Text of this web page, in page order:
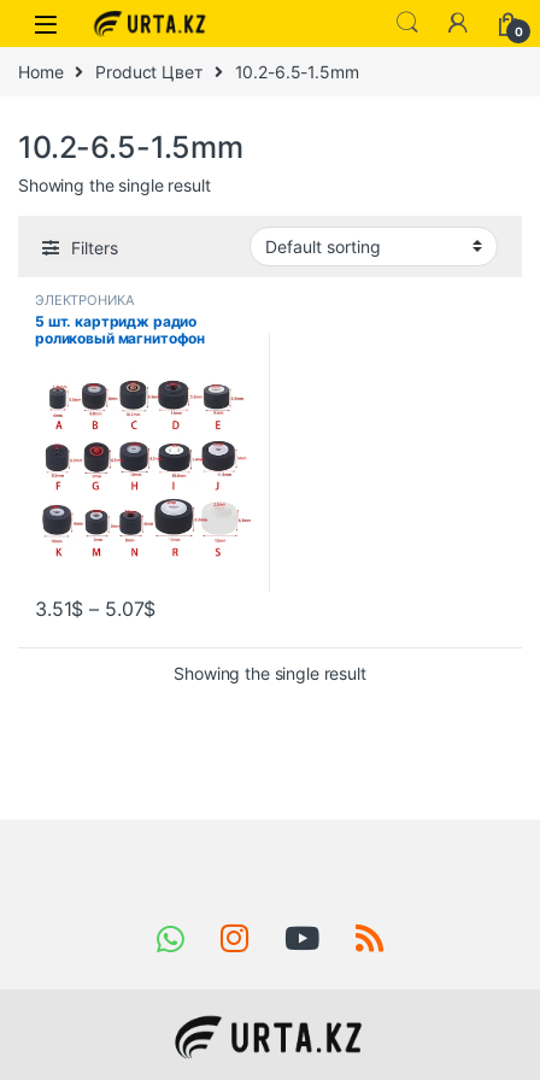
0
Home Product Цвет 10.2-6.5-1.5mm
10.2-6.5-1.5mm
Showing the single result
Filters
ЭЛЕКТРОНИКА
5 шт. картридж радио
роликовый магнитофон
колесной кассеты для
проигрывателя/
автомобильного радио
3.51$ – 5.07$
Showing the single result